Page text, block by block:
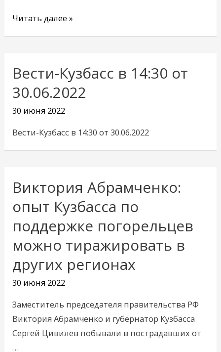
Читать далее »
Вести-Кузбасс в 14:30 от
30.06.2022
30 июня 2022
Вести-Кузбасс в 14:30 от 30.06.2022
Виктория Абрамченко:
опыт Кузбасса по
поддержке погорельцев
можно тиражировать в
других регионах
30 июня 2022
Заместитель председателя правительства РФ
Виктория Абрамченко и губернатор Кузбасса
Сергей Цивилев побывали в пострадавших от
…
Виктория
Абрамченко:
опыт
Кузбасса
по
погорельцев
можно
тиражировать
в
других
регионах